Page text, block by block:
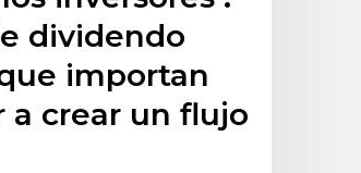
dividendo
importan
a crear un flujo